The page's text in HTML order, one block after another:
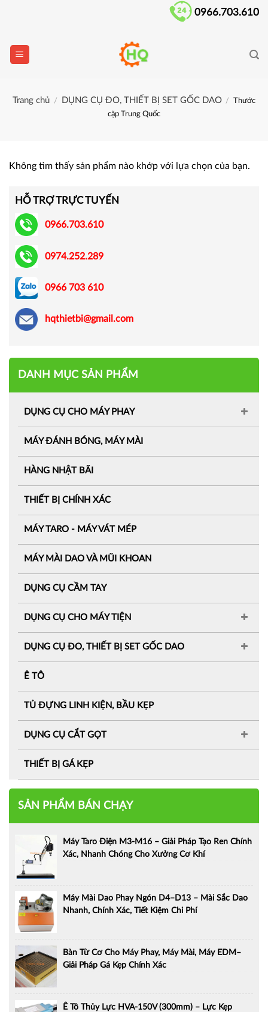
0966.703.610
Trang chủ / DỤNG CỤ ĐO, THIẾT BỊ SET GỐC DAO /
Thước
cặp Trung Quốc
Không tìm thấy sản phẩm nào khớp với lựa chọn của bạn.
HỖ TRỢ TRỰC TUYẾN
0966.703.610
0974.252.289
0966 703 610
hqthietbi@gmail.com
DANH MỤC SẢN PHẨM
DỤNG CỤ CHO MÁY PHAY
MÁY ĐÁNH BÓNG, MÁY MÀI
HÀNG NHẬT BÃI
THIẾT BỊ CHÍNH XÁC
MÁY TARO - MÁY VÁT MÉP
MÁY MÀI DAO VÀ MŨI KHOAN
DỤNG CỤ CẦM TAY
DỤNG CỤ CHO MÁY TIỆN
DỤNG CỤ ĐO, THIẾT BỊ SET GỐC DAO
Ê TÔ
TỦ ĐỰNG LINH KIỆN, BẦU KẸP
DỤNG CỤ CẮT GỌT
THIẾT BỊ GÁ KẸP
SẢN PHẨM BÁN CHẠY
Máy Taro Điện M3-M16 – Giải Pháp Tạo Ren Chính
Xác, Nhanh Chóng Cho Xưởng Cơ Khí
Máy Mài Dao Phay Ngón D4–D13 – Mài Sắc Dao
Nhanh, Chính Xác, Tiết Kiệm Chi Phí
Bàn Từ Cơ Cho Máy Phay, Máy Mài, Máy EDM–
Giải Pháp Gá Kẹp Chính Xác
Ê Tô Thủy Lực HVA-150V (300mm) – Lực Kẹp